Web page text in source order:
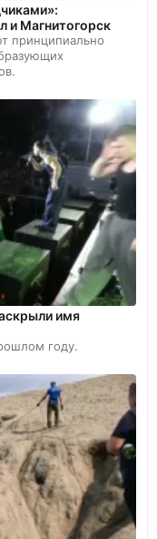
и Магнитогорск
принципиально
имя
году.